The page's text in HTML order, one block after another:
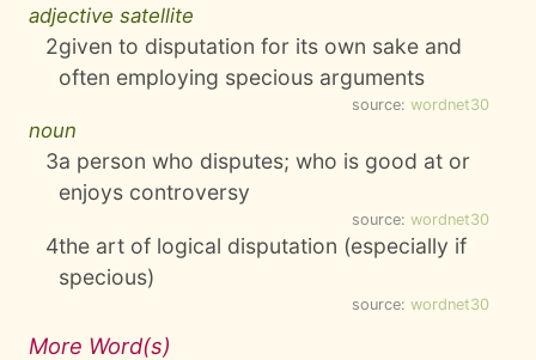
adjective satellite
2given to disputation for its own sake and
often employing specious arguments
source: wordnet30
noun
3a person who disputes; who is good at or
enjoys controversy
source: wordnet30
4the art of logical disputation (especially if
specious)
source: wordnet30
More Word(s)